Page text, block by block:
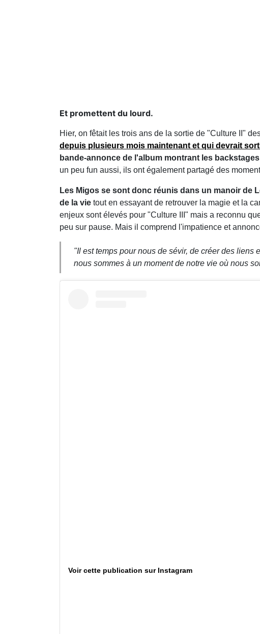
Et promettent du lourd.
Hier, on fêtait les trois ans de la sortie de "Culture II"
depuis plusieurs mois maintenant et qui devrait
bande-annonce de l'album montrant les
un peu fun aussi, ils ont également partagé des
Les Migos se sont donc réunis dans un manoir
de la vie tout en essayant de retrouver la magie et la
enjeux sont élevés pour "Culture III" mais a reconnu
peu sur pause. Mais il comprend l'impatience et
"Il est temps pour nous de sévir, de créer des liens
nous sommes à un moment de notre vie où nous
Voir cette publication sur Instagram